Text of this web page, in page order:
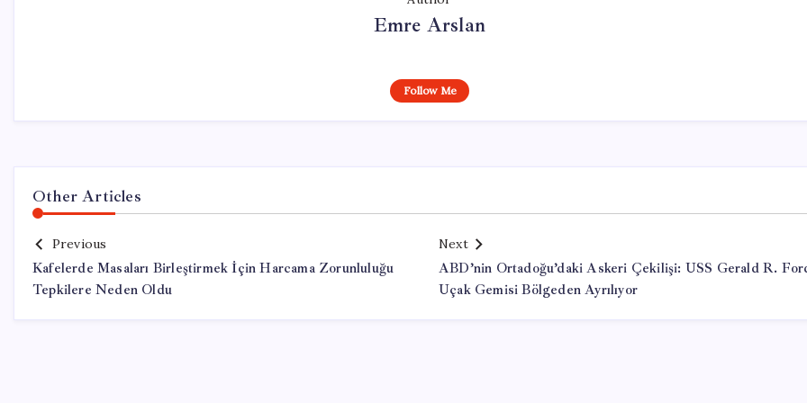
Emre Arslan
Follow Me
Other Articles
Previous
Kafelerde Masaları Birleştirmek İçin Harcama Zorunluluğu
Tepkilere Neden Oldu
Next
ABD’nin Ortadoğu’daki Askeri Çekilişi: USS Gerald R.
Uçak Gemisi Bölgeden Ayrılıyor